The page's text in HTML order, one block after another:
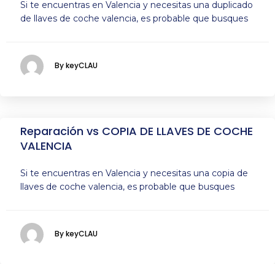
Si te encuentras en Valencia y necesitas una duplicado
de llaves de coche valencia, es probable que busques
By keyCLAU
Reparación vs COPIA DE LLAVES DE COCHE
VALENCIA
Si te encuentras en Valencia y necesitas una copia de
llaves de coche valencia, es probable que busques
By keyCLAU